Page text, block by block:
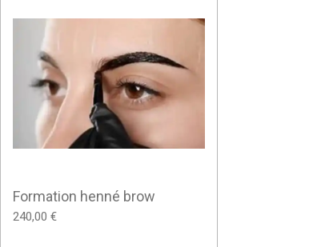
Formation henné brow
240,00 €